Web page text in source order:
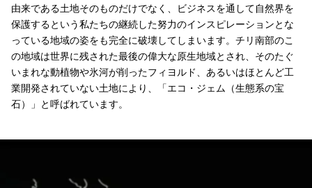
由来である土地そのものだけでなく、ビジネスを通して自然界を
保護するという私たちの継続した努力のインスピレーションとな
っている地域の姿をも完全に破壊してしまいます。チリ南部のこ
の地域は世界に残された最後の偉大な原生地域とされ、そのたぐ
いまれな動植物や氷河が削ったフィヨルド、あるいはほとんど工
業開発されていない土地により、「エコ・ジェム（生態系の宝
石）」と呼ばれています。